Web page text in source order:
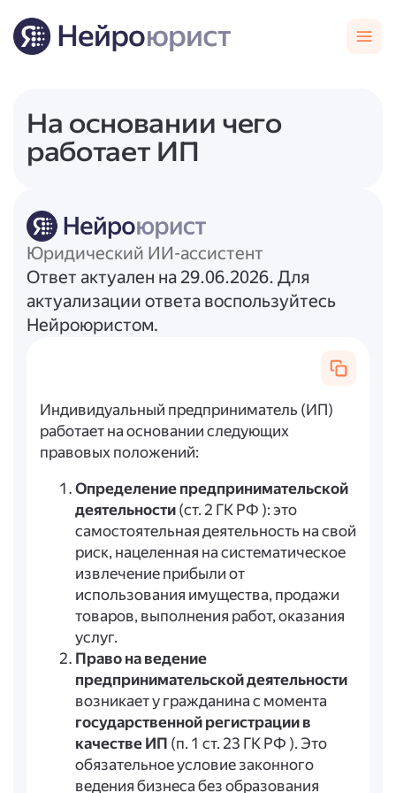
На основании чего
работает ИП
Юридический ИИ-ассистент
Ответ актуален на 29.06.2026. Для
актуализации ответа воспользуйтесь
Нейроюристом.
Индивидуальный предприниматель (ИП)
работает на основании следующих
правовых положений:
Определение предпринимательской
деятельности(ст. 2 ГК РФ ): это
самостоятельная деятельность на свой
риск, нацеленная на систематическое
извлечение прибыли от
использования имущества, продажи
товаров, выполнения работ, оказания
услуг.
Право на ведение
предпринимательской деятельности
возникает у гражданина с момента
государственной регистрации в
качестве ИП (п. 1 ст. 23 ГК РФ ). Это
обязательное условие законного
ведения бизнеса без образования